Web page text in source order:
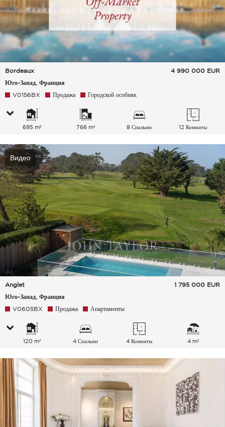
Bordeaux
Юго-Запад, Франция
4 990 000 EUR
V0156BX Продажа Городской особняк
695 m² 766 m² 8 Спальни 12 Комнаты
Видео
Anglet
Юго-Запад, Франция
1 795 000 EUR
V0605BX Продажа Апартаменты
120 m² 4 Спальни 4 Комнаты 4 m²